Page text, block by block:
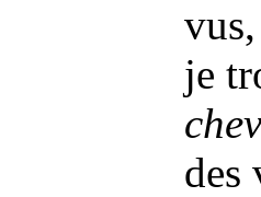
je
des